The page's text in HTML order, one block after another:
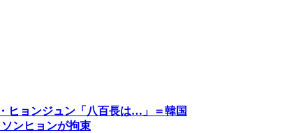
ヒョンジュン「八百長は…」＝韓国
ンヒョンが拘束